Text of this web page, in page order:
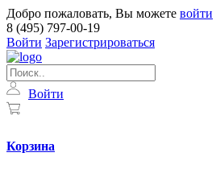
Добро пожаловать, Вы можете войти
8 (495) 797-00-19
Войти Зарегистрироваться
Войти
Корзина